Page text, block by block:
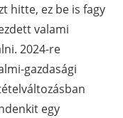
hitte, ez be is fagy
valami
2024-re
gazdasági
egy